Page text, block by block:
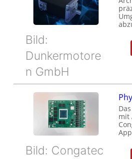
Bild:
Dunkermotore
n GmbH
Bild: Congatec
mit